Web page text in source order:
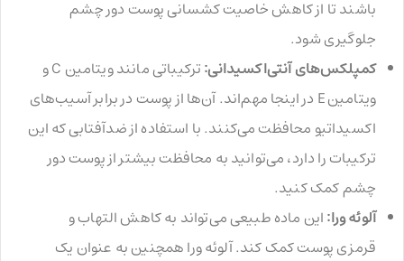
باشند تا از کاهش خاصیت کشسانی پوست دور چشم
جلوگیری شود.
کمپلکس‌های آنتی‌اکسیدانی:
ترکیباتی مانند ویتامین C و
ویتامین E در اینجا مهم‌اند. آن‌ها از پوست در برابر آسیب‌های
اکسیداتیو محافظت می‌کنند. با استفاده از ضدآفتابی که این
ترکیبات را دارد، می‌توانید به محافظت بیشتر از پوست دور
چشم کمک کنید.
آلوئه ورا:این ماده طبیعی می‌تواند به کاهش التهاب و
قرمزی پوست کمک کند. آلوئه ورا همچنین به عنوان یک